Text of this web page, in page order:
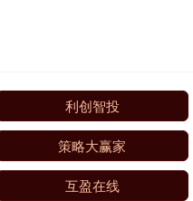
利创智投
策略大赢家
互盈在线